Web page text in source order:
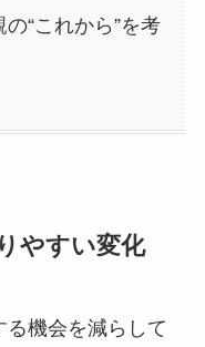
“これから”を考
やすい変化
機会を減らして